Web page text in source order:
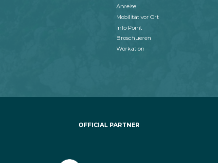
Anreise
Mobilität vor Ort
Info Point
Broschueren
Workation
OFFICIAL PARTNER